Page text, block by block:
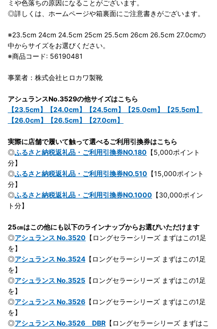
ミや色落ちの原因になることがございます。
◎詳しくは、ホームページや箱裏面にご注意書きがございます。
※23.5cm 24cm 24.5cm 25cm 25.5cm 26cm 26.5cm 27.0cmの
中からサイズをお選びください。
※商品コード: 56190481
事業者：株式会社ヒロカワ製靴
アシュランスNo.3529の他サイズはこちら
【23.5cm】
【24.0cm】 【24.5cm】 【25.0cm】
【25.5cm】
【26.0cm】
【26.5cm】 【27.0cm】
実際に店舗で履いて触って選べるご利用引換券はこちら
◎ふるさと納税返礼品・ご利用引換券NO.180 【5,000ポイント
分】
◎ふるさと納税返礼品・ご利用引換券NO.510 【15,000ポイント
分】
◎ふるさと納税返礼品・ご利用引換券NO.1000 【30,000ポイン
ト分】
25㎝はこの他にも以下のラインナップからお選びいただけます
◎アシュランス No.3520 【ロングセラーシリーズ まずはこの1足
を】
◎アシュランス No.3524 【ロングセラーシリーズ まずはこの1足
を】
◎アシュランス No.3525 【ロングセラーシリーズ まずはこの1足
を】
◎アシュランス No.3526 【ロングセラーシリーズ まずはこの1足
を】
◎アシュランス No.3526 DBR 【ロングセラーシリーズ まずはこ